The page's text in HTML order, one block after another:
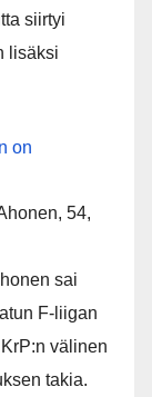
siirtyi
lisäksi
on
54,
sai
F-liigan
välinen
takia.